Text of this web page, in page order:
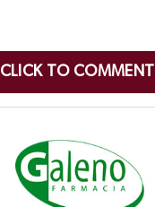
CLICK TO COMMENT